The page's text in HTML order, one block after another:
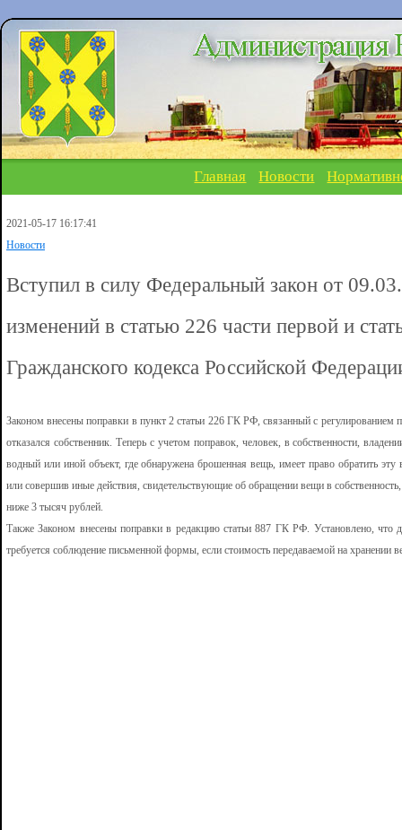
Главная Новости
2021-05-17 16:17:41
Новости
Вступил в силу Федеральный закон от
изменений в статью 226 части первой и
Гражданского кодекса Российской
Законом внесены поправки в пункт 2 статьи 226 ГК РФ, связанный с
отказался собственник. Теперь с учетом поправок, человек, в собственности,
водный или иной объект, где обнаружена брошенная вещь, имеет право обратить
или совершив иные действия, свидетельствующие об обращении вещи в
ниже 3 тысяч рублей.
Также Законом внесены поправки в редакцию статьи 887 ГК РФ. Установлено, что
требуется соблюдение письменной формы, если стоимость передаваемой на хранении